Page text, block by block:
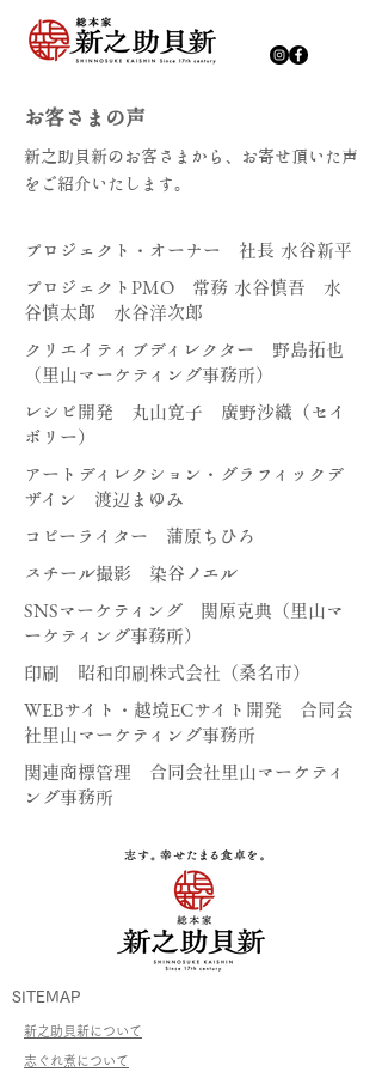
お客さまの声
新之助貝新のお客さまから、お寄せ頂いた声
をご紹介いたします。
プロジェクト・オーナー 社長 水谷新平
プロジェクトPMO 常務 水谷慎吾 水
谷慎太郎 水谷洋次郎
クリエイティブディレクター 野島拓也
（ 里山マーケティング事務所 ）
レシピ開発 丸山寛子 廣野沙織（ セイ
ボリー ）
アートディレクション・グラフィックデ
ザイン 渡辺まゆみ
コピーライター 蒲原ちひろ
スチール撮影 染谷ノエル
SNSマーケティング 関原克典（ 里山マ
ーケティング事務所 ）
​印刷 昭和印刷株式会社（桑名市）
WEBサイト・越境ECサイト開発 合同会
社里山マーケティング事務所
関連商標管理 合同会社里山マーケティ
ング事務所
SITEMAP
​新之助貝新について
志ぐれ煮について